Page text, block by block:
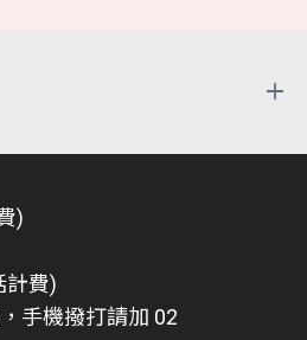
應遠傳心生活App帳號，不另
】後即可看到遠傳幣，可從
中查詢，操作步驟如下：開啟
會員 → 遠傳幣 → 交易紀錄。
活 APP【遠傳幣兌換區】挑選
物流人員現場收回影本雙證及
內不得退租（含一退一租、轉
因違約或違反法令致遭停機
)
計費)
手機撥打請加 02